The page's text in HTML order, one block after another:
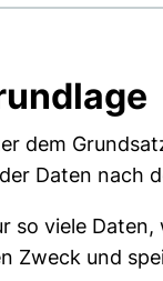
dem
Daten nach
so viele
Zweck und